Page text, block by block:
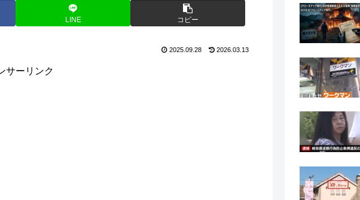
LINE コピー
2025.09.28 2026.03.13
サーリンク